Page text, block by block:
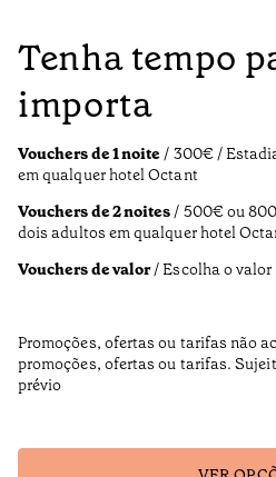
Tenha tempo
importa
Vouchers de 1 noite/ 300€ /
em qualquer hotel Octant
Vouchers de 2 noites/ 500€ ou
dois adultos em qualquer hotel
Vouchers de valor/ Escolha o valor
Promoções, ofertas ou tarifas não
promoções, ofertas ou tarifas.
prévio